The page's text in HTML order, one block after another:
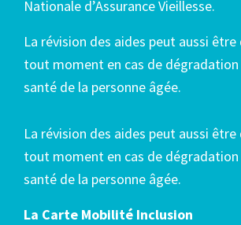
Nationale d’Assurance Vieillesse.
La révision des aides peut aussi être
tout moment en cas de dégradation
santé de la personne âgée.
La révision des aides peut aussi être
tout moment en cas de dégradation
santé de la personne âgée.
La Carte Mobilité Inclusion